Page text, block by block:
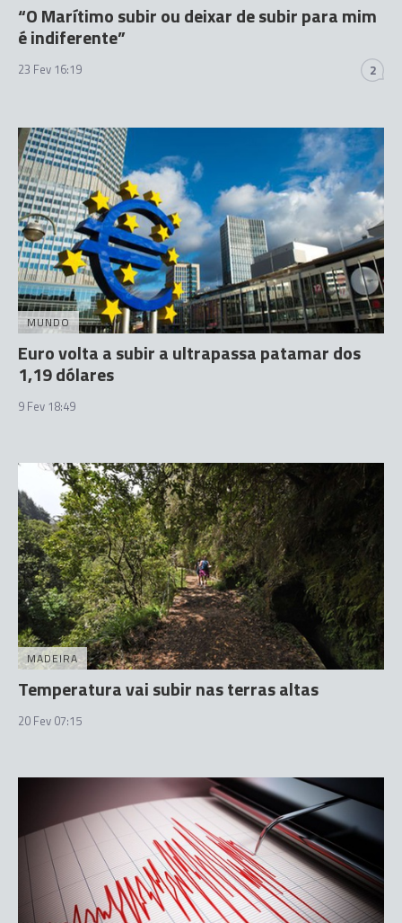
“O Marítimo subir ou deixar de subir para mim
é indiferente”
23 Fev 16:19 2
MUNDO
Euro volta a subir a ultrapassa patamar dos
1,19 dólares
9 Fev 18:49
MADEIRA
Temperatura vai subir nas terras altas
20 Fev 07:15